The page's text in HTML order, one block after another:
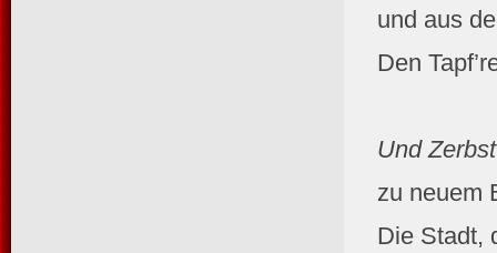
und aus
Den
Und
zu neuem
Die Stadt,